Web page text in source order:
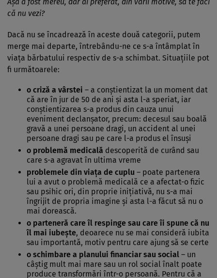
că nu vezi?
Dacă nu se încadrează în aceste două categorii, putem
merge mai departe, întrebându-ne ce s-a întâmplat în
viaţa bărbatului respectiv de s-a schimbat. Situaţiile pot
fi următoarele:
o criză a vârstei – a conştientizat la un moment dat
că are în jur de 50 de ani şi asta l-a speriat, iar
conştientizarea s-a produs din cauza unui
eveniment declanşator, precum: decesul sau boală
gravă a unei persoane dragi, un accident al unei
persoane dragi sau pe care l-a produs el însuşi
o problemă medicală descoperită de curând sau
care s-a agravat în ultima vreme
problemele din viaţa de cuplu – poate partenera
lui a avut o problemă medicală ce a afectat-o fizic
sau psihic ori, din proprie iniţiativă, nu s-a mai
îngrijit de propria imagine şi asta l-a făcut să nu o
mai dorească.
o parteneră care îl respinge sau care îi spune că nu
îl mai iubeşte, deoarece nu se mai consideră iubita
sau importantă, motiv pentru care ajung să se certe
o schimbare a planului financiar sau social – un
câştig mult mai mare sau un rol social înalt poate
produce transformări într-o persoană. Pentru că a